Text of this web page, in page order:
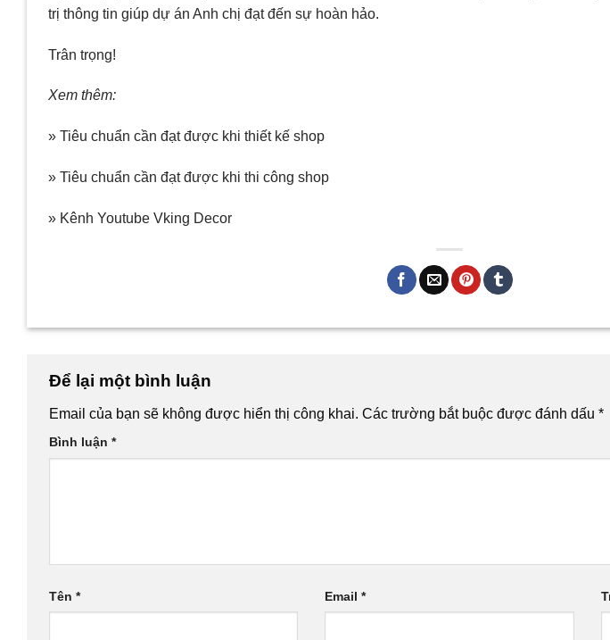
trị thông tin giúp dự án Anh chị đạt đến sự hoàn hảo.
Trân trọng!
Xem thêm:
» Tiêu chuẩn cần đạt được khi thiết kế shop
» Tiêu chuẩn cần đạt được khi thi công shop
» Kênh Youtube Vking Decor
Để lại một bình luận
Email của bạn sẽ không được hiển thị công khai. Các trường bắt buộc được đánh dấu *
Bình luận *
Tên * Email*